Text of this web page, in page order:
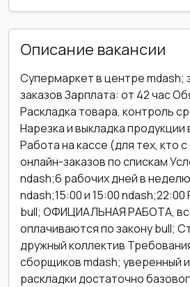
Описание вакансии
Супермаркет в центре mdash;
заказов Зарплата: от 42 час
Раскладка товара, контроль
Нарезка и выкладка продукции
Работа на кассе (для тех, кто
онлайн-заказов по спискам
ndash;6 рабочих дней в
ndash;15:00 и 15:00 ndash;22:00
bull; ОФИЦИАЛЬНАЯ РАБОТА,
оплачиваются по закону bull;
дружный коллектив
сборщиков mdash; уверенный
раскладки достаточно